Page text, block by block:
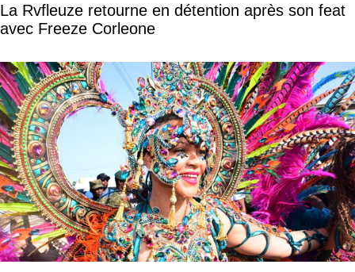
La Rvfleuze retourne en détention après son feat
avec Freeze Corleone